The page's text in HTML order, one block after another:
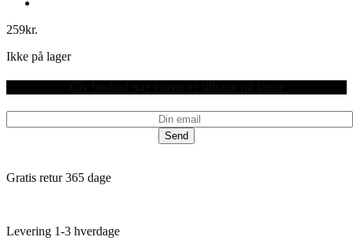
259kr.
Ikke på lager
Send
Gratis retur 365 dage
Levering 1-3 hverdage